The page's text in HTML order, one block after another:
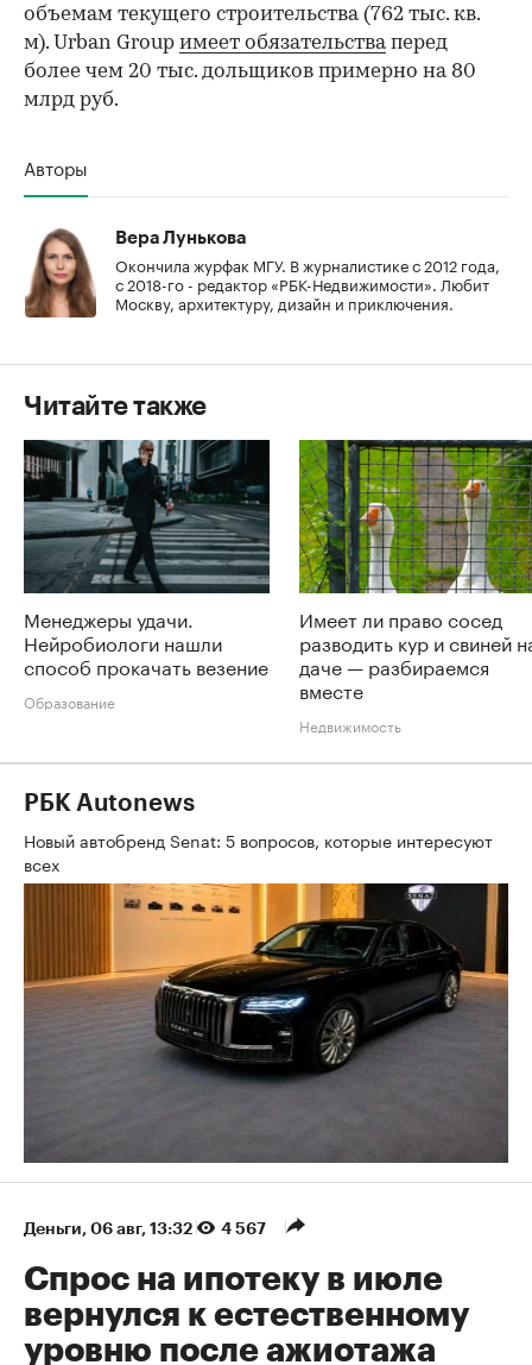
объемам текущего строительства (762 тыс. кв.
м). Urban Group​ имеет обязательстваперед
более чем 20 тыс. дольщиков примерно на 80
млрд руб.
Авторы
Вера Лунькова
Окончила журфак МГУ. В журналистике с 2012 года,
с 2018-го - редактор «РБК-Недвижимости». Любит
Москву, архитектуру, дизайн и приключения.
Читайте также
Менеджеры удачи.
Нейробиологи нашли
способ прокачать везение
Образование
Имеет ли право сосед
разводить кур и свиней
даче — разбираемся
вместе
Недвижимость
РБК Autonews
Новый автобренд Senat: 5 вопросов, которые интересуют
всех
Деньги⁠, 06 авг, 13:32 4 567
Спрос на ипотеку в июле
вернулся к естественному
уровню после ажиотажа